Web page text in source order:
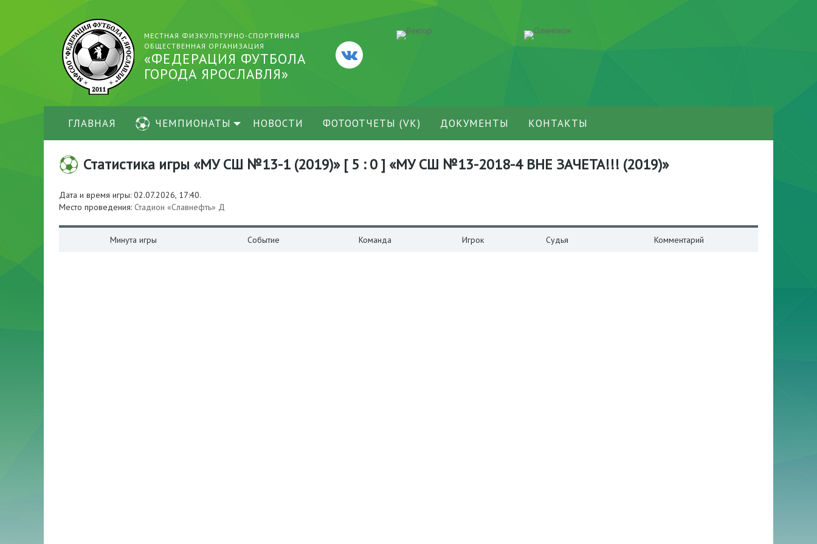
МЕСТНАЯ ФИЗКУЛЬТУРНО-СПОРТИВНАЯ
ОБЩЕСТВЕННАЯ ОРГАНИЗАЦИЯ
«ФЕДЕРАЦИЯ ФУТБОЛА
ГОРОДА ЯРОСЛАВЛЯ»
ГЛАВНАЯ ЧЕМПИОНАТЫ НОВОСТИ ФОТООТЧЕТЫ (VK) ДОКУМЕНТЫ КОНТАКТЫ
Статистика игры «МУ СШ №13-1 (2019)» [ 5 : 0 ] «МУ СШ №13-2018-4 ВНЕ ЗАЧЕТА!!! (2019)»
Дата и время игры: 02.07.2026, 17:40.
Место проведения: Стадион «Славнефть» Д
Минута игры Событие Команда Игрок Судья Комментарий